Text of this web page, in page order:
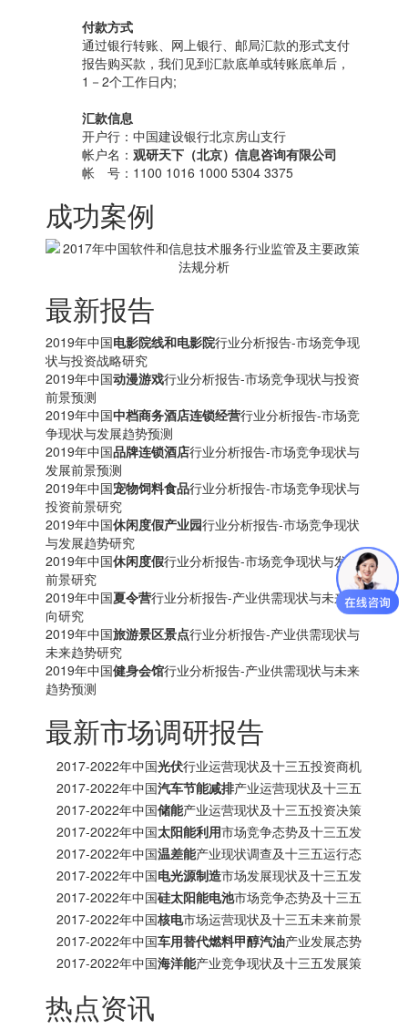
付款方式
通过银行转账、网上银行、邮局汇款的形式支付
报告购买款，我们见到汇款底单或转账底单后，
1－2个工作日内;
汇款信息
开户行：中国建设银行北京房山支行
帐户名： 观研天下（北京）信息咨询有限公司
帐 号：1100 1016 1000 5304 3375
成功案例
最新报告
2019年中国电影院线和电影院行业分析报告-市场竞争现
状与投资战略研究
2019年中国动漫游戏行业分析报告-市场竞争现状与投资
前景预测
2019年中国中档商务酒店连锁经营行业分析报告-市场竞
争现状与发展趋势预测
2019年中国品牌连锁酒店行业分析报告-市场竞争现状与
发展前景预测
2019年中国宠物饲料食品行业分析报告-市场竞争现状与
投资前景研究
2019年中国休闲度假产业园行业分析报告-市场竞争现状
与发展趋势研究
2019年中国休闲度假行业分析报告-市场竞争现状与发展
前景研究
2019年中国夏令营行业分析报告-产业供需现状与未来动
向研究
2019年中国旅游景区景点行业分析报告-产业供需现状与
未来趋势研究
2019年中国健身会馆行业分析报告-产业供需现状与未来
趋势预测
最新市场调研报告
2017-2022年中国光伏行业运营现状及十三五投资商机
研究报告
2017-2022年中国汽车节能减排产业运营现状及十三五
发展趋势前瞻报告
2017-2022年中国储能产业运营现状及十三五投资决策
分析报告
2017-2022年中国太阳能利用市场竞争态势及十三五发
展趋势前瞻报告
2017-2022年中国温差能产业现状调查及十三五运行态
势预测报告
2017-2022年中国电光源制造市场发展现状及十三五发
展策略分析报告
2017-2022年中国硅太阳能电池市场竞争态势及十三五
投资商机研究报告
2017-2022年中国核电市场运营现状及十三五未来前景
分析报告
2017-2022年中国车用替代燃料甲醇汽油产业发展态势
及十三五投资方向分析报告
2017-2022年中国海洋能产业竞争现状及十三五发展策
热点资讯